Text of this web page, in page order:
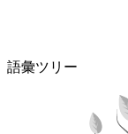
語彙ツリー